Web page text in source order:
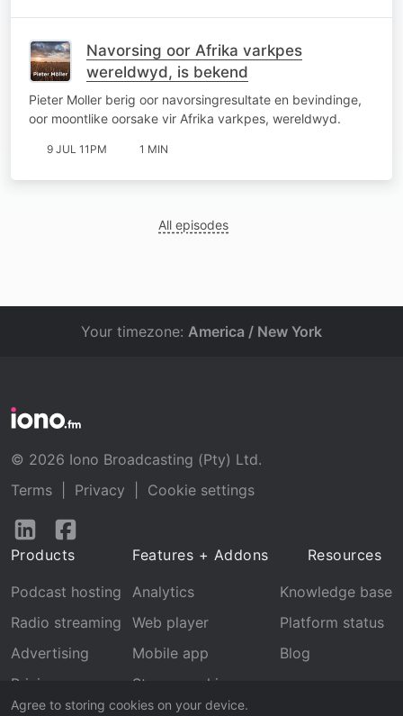
Navorsing oor Afrika varkpes
wereldwyd, is bekend
Pieter Moller berig oor navorsingresultate en bevindinge,
oor moontlike oorsake vir Afrika varkpes, wereldwyd.
9 JUL 11PM 1 MIN
All episodes
Agree to storing cookies on your device.
Your timezone: America / New York
© 2026 Iono Broadcasting (Pty) Ltd.
Terms
Privacy
Cookie settings
Follow
LinkedInFacebook
Products
Podcast hosting
Radio streaming
Advertising
Pricing
Features + Addons
Analytics
Web player
Mobile app
Stream archive
Resources
Knowledge base
Platform status
Blog